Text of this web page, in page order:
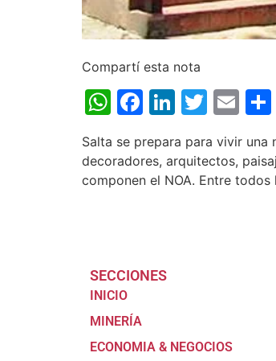
Compartí esta nota
WhatsApp
Facebook
LinkedIn
Salta se prepara para vivir una
decoradores, arquitectos,
componen el NOA. Entre
SECCIONES
INICIO
MINERÍA
ECONOMIA & NEGOCIOS